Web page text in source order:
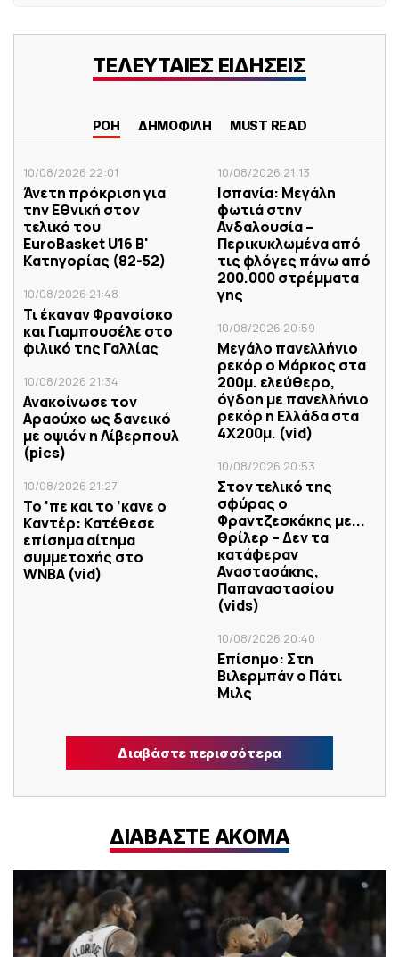
ΤΕΛΕΥΤΑΙΕΣ ΕΙΔΗΣΕΙΣ
ΡΟΗ ΔΗΜΟΦΙΛΗ MUST READ
10/08/2026 22:01
Άνετη πρόκριση για
την Εθνική στον
τελικό του
EuroBasket U16 Β'
Κατηγορίας (82-52)
10/08/2026 21:48
Τι έκαναν Φρανσίσκο
και Γιαμπουσέλε στο
φιλικό της Γαλλίας
10/08/2026 21:34
Ανακοίνωσε τον
Αραούχο ως δανεικό
με οψιόν η Λίβερπουλ
(pics)
10/08/2026 21:27
Το ‘πε και το ‘κανε ο
Καντέρ: Κατέθεσε
επίσημα αίτημα
συμμετοχής στο
WNBA (vid)
10/08/2026 21:13
Ισπανία: Μεγάλη
φωτιά στην
Ανδαλουσία –
Περικυκλωμένα από
τις φλόγες πάνω από
200.000 στρέμματα
γης
10/08/2026 20:59
Μεγάλο πανελλήνιο
ρεκόρ ο Μάρκος στα
200μ. ελεύθερο,
όγδοη με πανελλήνιο
ρεκόρ η Ελλάδα στα
4Χ200μ. (vid)
10/08/2026 20:53
Στον τελικό της
σφύρας ο
Φραντζεσκάκης με...
θρίλερ – Δεν τα
κατάφεραν
Αναστασάκης,
Παπαναστασίου
(vids)
10/08/2026 20:40
Επίσημο: Στη
Βιλερμπάν ο Πάτι
Μιλς
Διαβάστε περισσότερα
ΔΙΑΒΑΣΤΕ ΑΚΟΜΑ